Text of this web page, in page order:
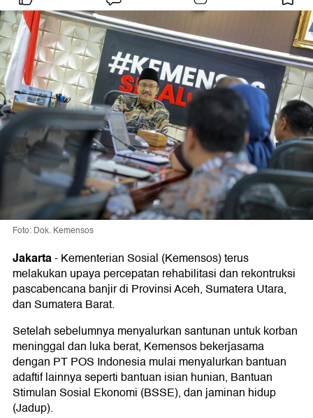
Foto: Dok. Kemensos
Jakarta-Kementerian Sosial (Kemensos) terus
melakukan upaya percepatan rehabilitasi dan rekontruksi
pascabencana banjir di Provinsi Aceh, Sumatera Utara,
dan Sumatera Barat.
Setelah sebelumnya menyalurkan santunan untuk korban
meninggal dan luka berat, Kemensos bekerjasama
dengan PT POS Indonesia mulai menyalurkan bantuan
adaftif lainnya seperti bantuan isian hunian, Bantuan
Stimulan Sosial Ekonomi (BSSE), dan jaminan hidup
(Jadup).